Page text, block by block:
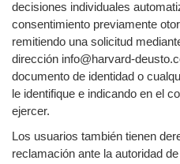
decisiones individuales
consentimiento previamente
remitiendo una solicitud
dirección info@harvard-
documento de identidad o
le identifique e indicando en el
ejercer.
Los usuarios también tienen
reclamación ante la autoridad